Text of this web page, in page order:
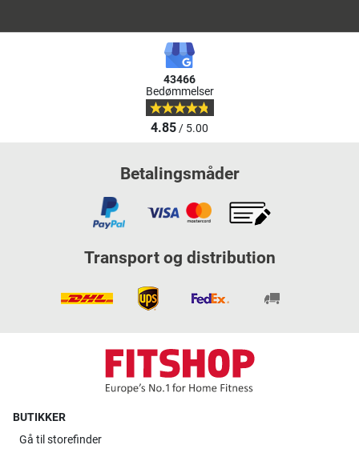
43466
Bedømmelser
4.85/ 5.00
Betalingsmåder
Transport og distribution
BUTIKKER
Gå til storefinder